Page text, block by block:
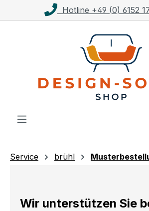
Zum Hauptinhalt springen
Hotline +49 (0) 6152
Service brühl
Wir unterstützen Sie